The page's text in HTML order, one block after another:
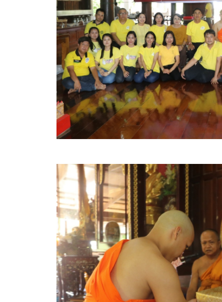
ประกาศผู้ชนะการเสนอราคา
ประกาศราคากลาง
ประกาศเชิญชวนประกวดราคา (e-bidding)
ยกเลิกประกาศเชิญชวน
ยกเลิกประกาศผู้ชนะ
เปลี่ยนแปลงประกาศเชิญชวน
ประกาศขายทอดตลาดทรัพย์สินประจำปี
ประกาศกำหนดอายุการใช้งานของสินทรัพย์ขององ
คู่มือการปฏิบัติงานฝ่ายทะเบียนพัสดุและทรัพย์สิน
การประเมินความพึงพอใจของการดำเนินงาน อบจ.